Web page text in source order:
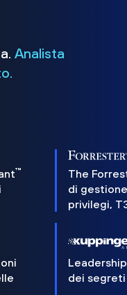
Analista
™
The
di
privilegi,
dei segreti